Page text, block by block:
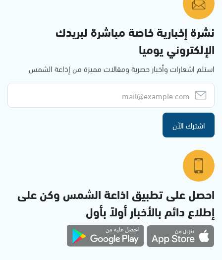
نشرة إخبارية خاصة مباشرة لبريدك
الإلكتروني يوميا
استلم اشعارات وأخبار حصرية ومقالات مميزة من إذاعة الشمس
اشترك الآن
احصل على تطبيق اذاعة الشمس وكن على
إطلاع دائم بالأخبار أولاً بأول